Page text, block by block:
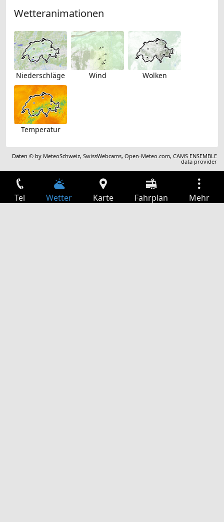
Wetteranimationen
Niederschläge Wind Wolken
Temperatur
Daten © by MeteoSchweiz,SwissWebcams,Open-Meteo.com,CAMS ENSEMBLE
data provider
Tel Wetter Karte Fahrplan Mehr